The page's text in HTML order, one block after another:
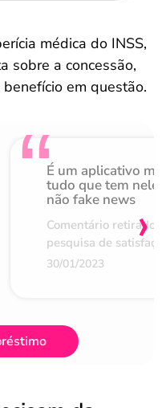
médica do INSS,
sobre a concessão,
em questão.
É um aplicativo
tudo que tem nele
não fake news
Comentário retirado
pesquisa de
30/01/2023
›